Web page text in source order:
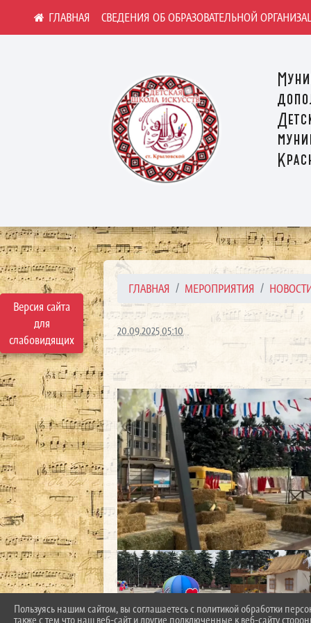
Версия сайта
для
слабовидящих
СВЕДЕНИЯ ОБ ОБРАЗОВАТЕЛЬНОЙ
ГЛАВНАЯ МЕРОПРИЯТИЯ
20.09.2025 05:10
Пользуясь нашим сайтом, вы соглашаетесь с политикой обработки
также с тем что наш веб-сайт и другие подключенные к веб-сайту